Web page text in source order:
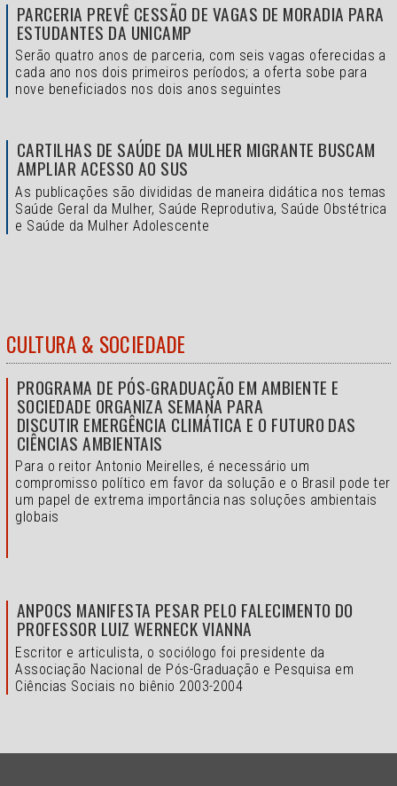
PARCERIA PREVÊ CESSÃO DE VAGAS DE MORADIA PARA
ESTUDANTES DA UNICAMP
Serão quatro anos de parceria, com seis vagas oferecidas a
cada ano nos dois primeiros períodos; a oferta sobe para
nove beneficiados nos dois anos seguintes
CARTILHAS DE SAÚDE DA MULHER MIGRANTE BUSCAM
AMPLIAR ACESSO AO SUS
As publicações são divididas de maneira didática nos temas
Saúde Geral da Mulher, Saúde Reprodutiva, Saúde Obstétrica
e Saúde da Mulher Adolescente
CULTURA & SOCIEDADE
PROGRAMA DE PÓS-GRADUAÇÃO EM AMBIENTE E
SOCIEDADE ORGANIZA SEMANA PARA
DISCUTIR EMERGÊNCIA CLIMÁTICA E O FUTURO DAS
CIÊNCIAS AMBIENTAIS
Para o reitor Antonio Meirelles, é necessário um
compromisso político em favor da solução e o Brasil pode ter
um papel de extrema importância nas soluções ambientais
globais
ANPOCS MANIFESTA PESAR PELO FALECIMENTO DO
PROFESSOR LUIZ WERNECK VIANNA
Escritor e articulista, o sociólogo foi presidente da
Associação Nacional de Pós-Graduação e Pesquisa em
Ciências Sociais no biênio 2003-2004